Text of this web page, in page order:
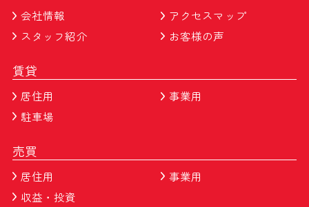
会社情報
アクセスマップ
スタッフ紹介
お客様の声
賃貸
居住用
事業用
駐車場
売買
居住用
事業用
収益・投資